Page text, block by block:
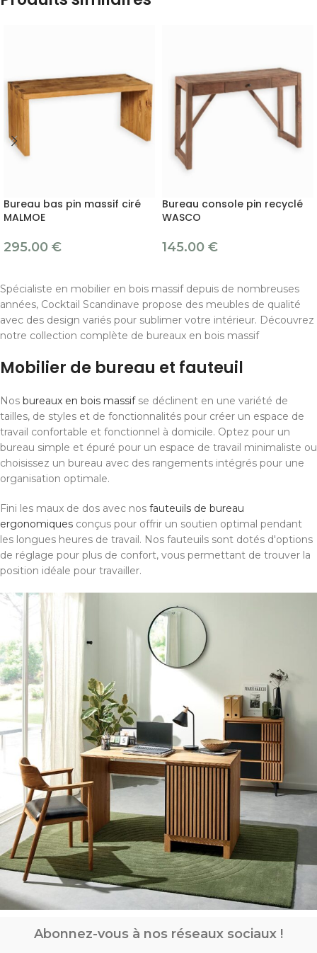
Bureau bas pin massif ciré
MALMOE
295.00 €
Bureau console pin recyclé
WASCO
145.00 €
Spécialiste en mobilier en bois massif depuis de nombreuses
années, Cocktail Scandinave propose des meubles de qualité
avec des design variés pour sublimer votre intérieur. Découvrez
notre collection complète de bureaux en bois massif
Mobilier de bureau et fauteuil
Nos bureaux en bois massifse déclinent en une variété de
tailles, de styles et de fonctionnalités pour créer un espace de
travail confortable et fonctionnel à domicile. Optez pour un
bureau simple et épuré pour un espace de travail minimaliste ou
choisissez un bureau avec des rangements intégrés pour une
organisation optimale.
Fini les maux de dos avec nos fauteuils de bureau
ergonomiques conçus pour offrir un soutien optimal pendant
les longues heures de travail. Nos fauteuils sont dotés d'options
de réglage pour plus de confort, vous permettant de trouver la
position idéale pour travailler.
Abonnez-vous à nos réseaux sociaux !